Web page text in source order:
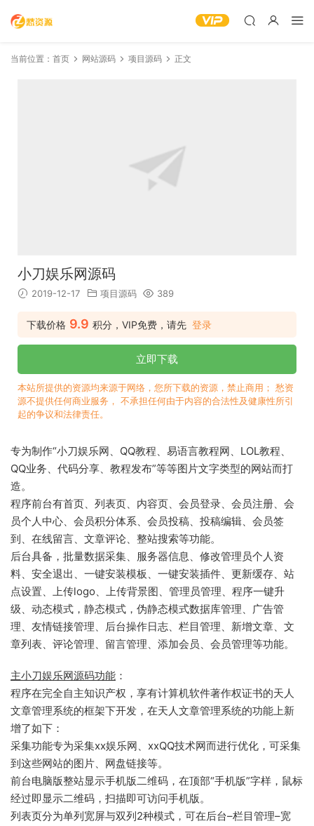
当前位置： 首页 网站源码 项目源码 正文
小刀娱乐网源码
2019-12-17 项目源码 389
下载价格 9.9 积分，VIP免费，请先 登录
立即下载
本站所提供的资源均来源于网络，您所下载的资源，禁止商用； 愁资
源不提供任何商业服务， 不承担任何由于内容的合法性及健康性所引
起的争议和法律责任。
专为制作“小刀娱乐网、QQ教程、易语言教程网、LOL教程、
QQ业务、代码分享、教程发布”等等图片文字类型的网站而打
造。
程序前台有首页、列表页、内容页、会员登录、会员注册、会
员个人中心、会员积分体系、会员投稿、投稿编辑、会员签
到、在线留言、文章评论、整站搜索等功能。
后台具备，批量数据采集、服务器信息、修改管理员个人资
料、安全退出、一键安装模板、一键安装插件、更新缓存、站
点设置、上传logo、上传背景图、管理员管理、程序一键升
级、动态模式，静态模式，伪静态模式数据库管理、广告管
理、友情链接管理、后台操作日志、栏目管理、新增文章、文
章列表、评论管理、留言管理、添加会员、会员管理等功能。
主小刀娱乐网源码功能 ：
程序在完全自主知识产权，享有计算机软件著作权证书的天人
文章管理系统的框架下开发，在天人文章管理系统的功能上新
增了如下：
采集功能专为采集xx娱乐网、xxQQ技术网而进行优化，可采集
到这些网站的图片、网盘链接等。
前台电脑版整站显示手机版二维码，在顶部“手机版”字样，鼠标
经过即显示二维码，扫描即可访问手机版。
列表页分为单列宽屏与双列2种模式，可在后台–栏目管理–宽